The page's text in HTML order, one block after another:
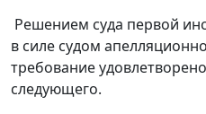
Решением суда первой
в силе судом
требование
следующего.